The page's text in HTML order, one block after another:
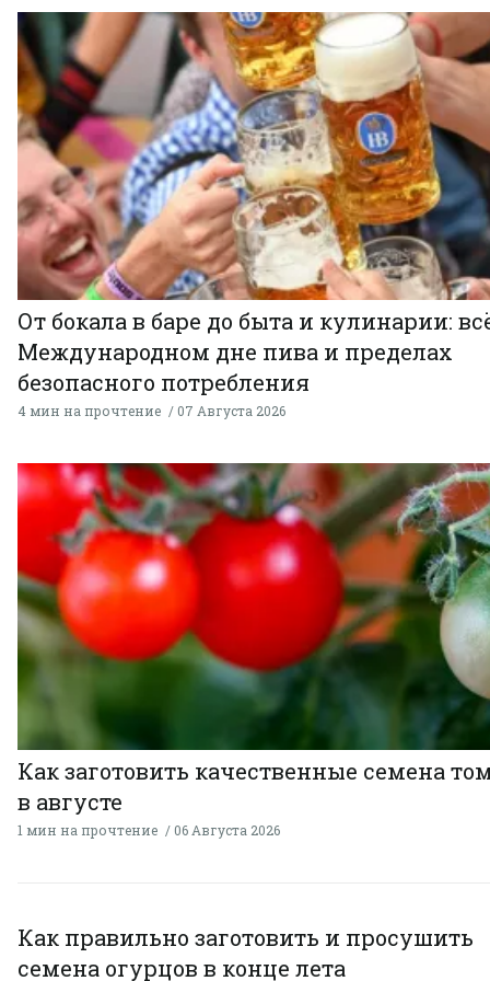
От бокала в баре до быта и кулинарии:
Международном дне пива и пределах
безопасного потребления
4 мин на прочтение 07 Августа 2026
Как заготовить качественные семена
в августе
1 мин на прочтение 06 Августа 2026
Как правильно заготовить и просушить
семена огурцов в конце лета